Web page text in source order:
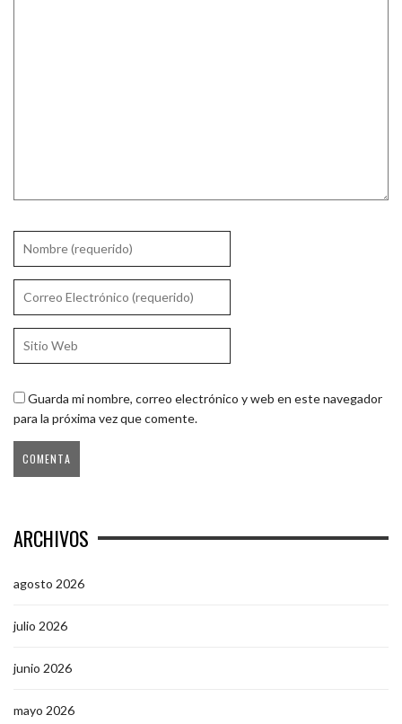
Guarda mi nombre, correo electrónico y web en este navegador
para la próxima vez que comente.
ARCHIVOS
agosto 2026
julio 2026
junio 2026
mayo 2026